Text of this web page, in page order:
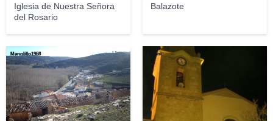
Iglesia de Nuestra Señora
del Rosario
Balazote
Manolillo1968 Lionni